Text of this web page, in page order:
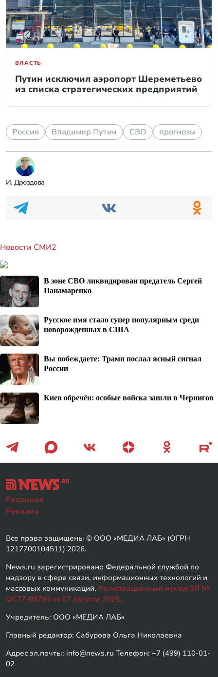
ВЛАСТЬ
Путин исключил аэропорт Шереметьево
из списка стратегических предприятий
Россия Владимир Путин СВО прогнозы
И. Дроздова
Новости СМИ2
В зоне СВО ликвидирован предатель Сергей
Панамаренко
Русское имя стало супер популярным среди
новорожденных в США
Вы побеждаете: Трамп послал ясный сигнал
России
Киев обречён: особые войска зашли в Чернигов
Редакция
Реклама
Все права защищены © ООО «МЕДИА ЛАБ» (ОГРН
1217700104511) 2026.
News.ru зарегистрировано Федеральной службой по
надзору в сфере связи, информационных технологий и
массовых коммуникаций. Регистрационный номер ЭЛ №
ФС77-89793 от 07 августа 2025.
Учредитель: ООО «МЕДИА ЛАБ»
Главный редактор: Сабурова Ольга Николаевна
Адрес эл.почты: info@news.ru Телефон: +7 (499) 110-01-
02